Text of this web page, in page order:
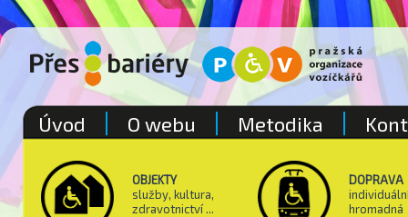
OBJEKTY
služby, kultura,
zdravotnictví ...
DOPRAVA
hromadná
Úvod O webu Metodika